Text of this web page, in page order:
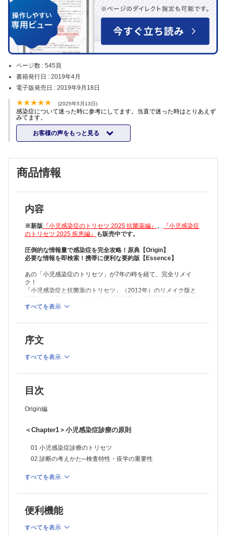
ページ数 : 545頁
書籍発行日 : 2019年4月
電子版発売日 : 2019年9月18日
(2025年5月13日)
感染症について迷った時に参考にしてます。当直で迷った時はとりあえず
みてます。
お客様の声をもっと見る
商品情報
内容
※新版 『小児感染症のトリセツ 2025 抗菌薬編』 、
『小児感染症
のトリセツ 2025 疾患編』
も販売中です。
圧倒的な情報量で感染症を完全攻略！原典【Origin】
必要な情報を即検索！携帯に便利な要約版【Essence】
あの「小児感染症のトリセツ」が7年の時を経て、完全リメイ
ク！
「小児感染症と抗菌薬のトリセツ」（2012年）のリメイク版と
銘打った今作は、そのすべてを全面刷新。小児感染症を攻略する
スーパーマニュアルとして生まれ変わる！
料集【Reference】もウェブでダウンロードできる。
※本製品はPCでの閲覧も可能です。
製品のご購入後、「購入済ライセンス一覧」より、オンライン環
境で閲覧可能なPDF版をご覧いただけます。詳細は
すべてを表示
序文
すべてを表示
目次
Origin編
＜Chapter1＞小児感染症診療の原則
01 小児感染症診療のトリセツ
02 診断の考えかた─検査特性・疫学の重要性
04 微生物検査の用いかた
05 抗微生物薬の選びかた
1．抗菌薬
2．抗真菌薬
すべてを表示
便利機能
すべてを表示